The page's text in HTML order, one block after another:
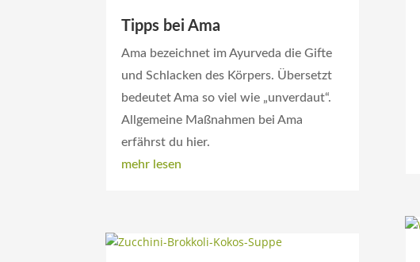
Tipps bei Ama
Ama bezeichnet im Ayurveda die Gifte
und Schlacken des Körpers. Übersetzt
bedeutet Ama so viel wie „unverdaut“.
Allgemeine Maßnahmen bei Ama
erfährst du hier.
mehr lesen